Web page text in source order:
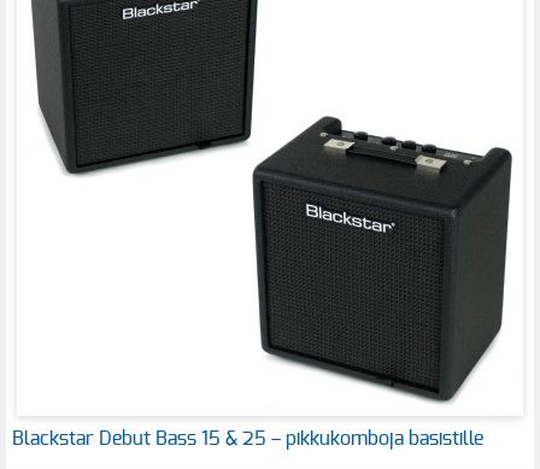
Blackstar Debut Bass 15 & 25 – pikkukomboja basistille